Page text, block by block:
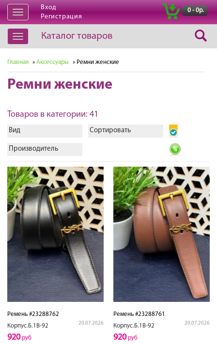
Открыть
навигацию
Вход
Регистрация
0 - 0р.
Открыть
навигацию
Каталог товаров
Главная » Аксессуары » Ремни женские
Ремни женские
Товаров в категории: 41
Вид Сортировать
Производитель
Ремень #23288762
Корпус.Б.1В-92
20.07.2026
920руб
Ремень #23288761
Корпус.Б.1В-92
20.07.2026
920руб